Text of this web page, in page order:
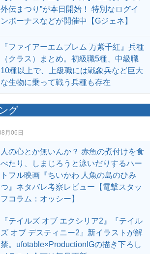
外伝まつり”が本日開始！ 特別なログイ
ンボーナスなどが開催中【Gジェネ】
『ファイアーエムブレム 万紫千紅』兵種
（クラス）まとめ。初級職5種、中級職
10種以上で、上級職には戦象兵など巨大
な生物に乗って戦う兵種も存在
グ
月06日
人の心とか無いんか？ 赤魚の煮付けを食
べたり、しまじろうと泳いだりするハー
トフル映画『ちいかわ 人魚の島のひみ
つ』ネタバレ考察レビュー【電撃スタッ
フコラム：オッシー】
『テイルズ オブ エクシリア2』『テイル
ズ オブ デスティニー2』新イラストが解
禁。ufotable×ProductionIGの描き下ろし